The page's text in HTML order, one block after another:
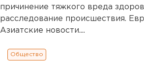
причинение тяжкого вреда
расследование происшествия.
Азиатские новости....
Общество